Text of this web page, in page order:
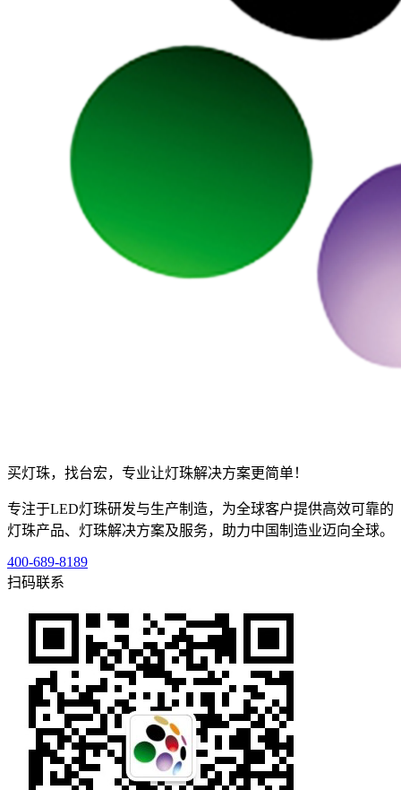
买灯珠，找台宏，专业让灯珠解决方案更简单！
专注于LED灯珠研发与生产制造，为全球客户提供高效可靠的
灯珠产品、灯珠解决方案及服务，助力中国制造业迈向全球。
400-689-8189
扫码联系